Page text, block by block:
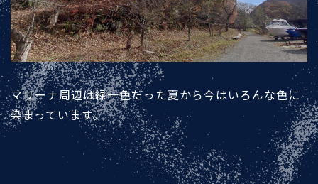
マリーナ周辺は緑一色だった夏から今はいろんな色に
染まっています。